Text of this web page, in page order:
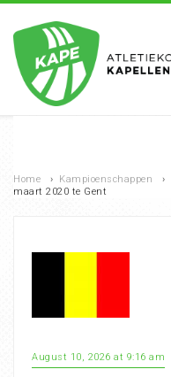
Home › Kampioenschappen ›
maart 2020 te Gent
August 10, 2026 at 9:16 am